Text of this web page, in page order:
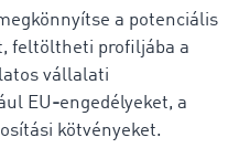
a potenciális
feltöltheti profiljába a
vállalati
EU-engedélyeket, a
kötvényeket.